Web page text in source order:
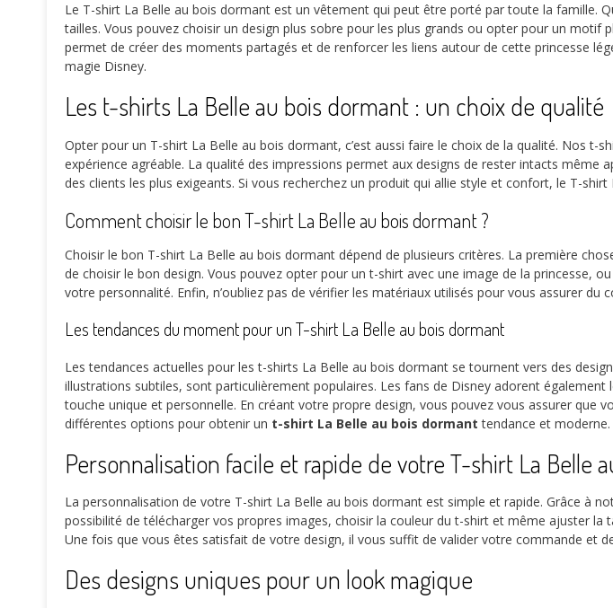
Le T-shirt La Belle au bois dormant est un vêtement qui peut être porté par toute la famille.
tailles. Vous pouvez choisir un design plus sobre pour les plus grands ou opter pour un motif
permet de créer des moments partagés et de renforcer les liens autour de cette princesse
magie Disney.
Les t-shirts La Belle au bois dormant : un choix de qualité
Opter pour un T-shirt La Belle au bois dormant, c’est aussi faire le choix de la qualité. Nos
expérience agréable. La qualité des impressions permet aux designs de rester intacts
des clients les plus exigeants. Si vous recherchez un produit qui allie style et confort, le T-
Comment choisir le bon T-shirt La Belle au bois dormant ?
Choisir le bon T-shirt La Belle au bois dormant dépend de plusieurs critères. La première
de choisir le bon design. Vous pouvez opter pour un t-shirt avec une image de la princesse,
votre personnalité. Enfin, n’oubliez pas de vérifier les matériaux utilisés pour vous assurer
Les tendances du moment pour un T-shirt La Belle au bois dormant
Les tendances actuelles pour les t-shirts La Belle au bois dormant se tournent vers des
illustrations subtiles, sont particulièrement populaires. Les fans de Disney adorent
touche unique et personnelle. En créant votre propre design, vous pouvez vous assurer
différentes options pour obtenir un t-shirt La Belle au bois dormant tendance et moderne.
Personnalisation facile et rapide de votre T-shirt La Belle
La personnalisation de votre T-shirt La Belle au bois dormant est simple et rapide. Grâce à
possibilité de télécharger vos propres images, choisir la couleur du t-shirt et même ajuster
Une fois que vous êtes satisfait de votre design, il vous suffit de valider votre commande et
Des designs uniques pour un look magique